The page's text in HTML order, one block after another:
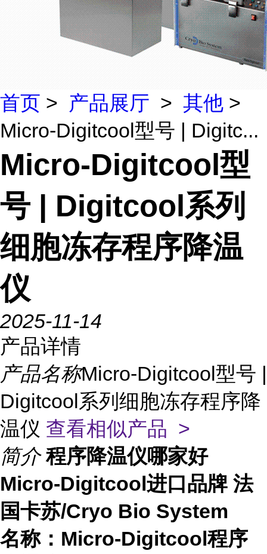
首页 > 产品展厅 > 其他 >
Micro-Digitcool型号 | Digitc...
Micro-Digitcool型
号 | Digitcool系列
细胞冻存程序降温
仪
2025-11-14
产品详情
产品名称Micro-Digitcool型号 |
Digitcool系列细胞冻存程序降
温仪 查看相似产品 >
简介 程序降温仪哪家好
Micro-Digitcool进口品牌 法
国卡苏/Cryo Bio System
名称： Micro-Digitcool程序